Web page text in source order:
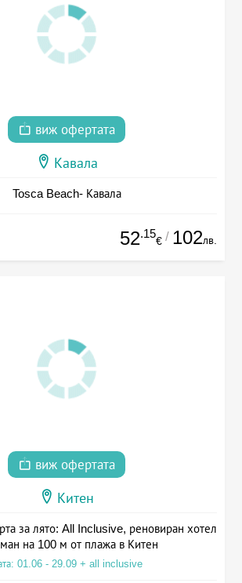
виж офертата
Кавала
Tosca Beach- Кавала
52.15
€ / 102лв.
виж офертата
Китен
за лято: All Inclusive, реновиран хотел
на 100 м от плажа в Китен
01.06 - 29.09 + all inclusive